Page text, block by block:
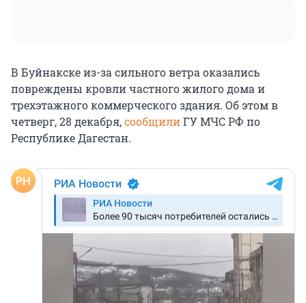
В Буйнакске из-за сильного ветра оказались
повреждены кровли частного жилого дома и
трехэтажного коммерческого здания. Об этом в
четверг, 28 декабря,сообщилиГУ МЧС РФ по
Республике Дагестан.